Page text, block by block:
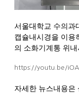
서울대학교 수의과
캡슐내시경을 이용
의 소화기계통 위
https://youtu.be/
자세한 뉴스내용은